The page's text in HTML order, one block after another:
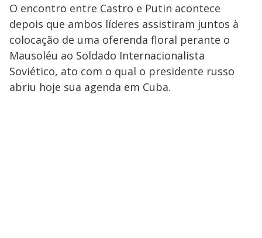
O encontro entre Castro e Putin acontece
depois que ambos líderes assistiram juntos à
colocação de uma oferenda floral perante o
Mausoléu ao Soldado Internacionalista
Soviético, ato com o qual o presidente russo
abriu hoje sua agenda em Cuba.